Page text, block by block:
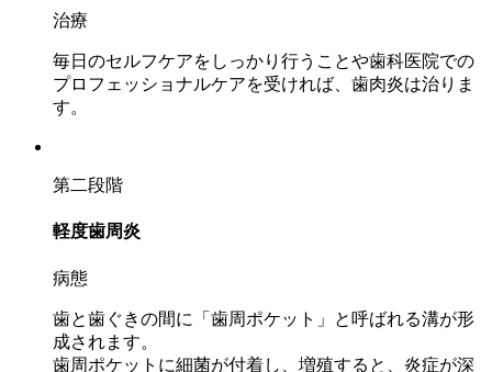
治療
毎日のセルフケアをしっかり行うことや歯科医院での
プロフェッショナルケアを受ければ、歯肉炎は治りま
す。
第二段階
軽度歯周炎
病態
歯と歯ぐきの間に「歯周ポケット」と呼ばれる溝が形
成されます。
歯周ポケットに細菌が付着し、増殖すると、炎症が深